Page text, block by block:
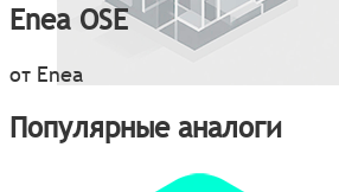
Enea OSE
от Enea
Популярные аналоги